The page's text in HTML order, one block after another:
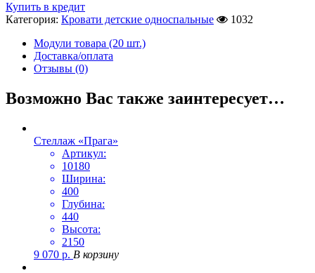
Купить в кредит
Категория: Кровати детские односпальные
1032
Модули товара (20 шт.)
Доставка/оплата
Отзывы (0)
Возможно Вас также заинтересует…
Стеллаж «Прага»
Артикул:
10180
Ширина:
400
Глубина:
440
Высота:
2150
9 070 р. В корзину